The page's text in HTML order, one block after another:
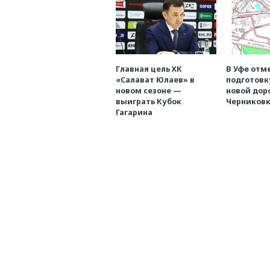
Главная цель ХК
«Салават Юлаев» в
новом сезоне —
выиграть Кубок
Гагарина
В Уфе
новой